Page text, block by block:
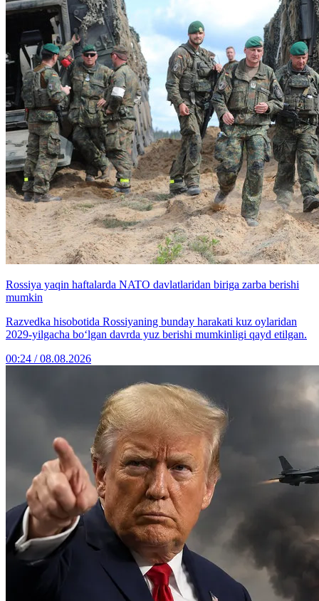
Rossiya yaqin haftalarda NATO davlatlaridan biriga zarba berishi
mumkin
Razvedka hisobotida Rossiyaning bunday harakati kuz oylaridan
2029-yilgacha bo‘lgan davrda yuz berishi mumkinligi qayd etilgan.
00:24 / 08.08.2026